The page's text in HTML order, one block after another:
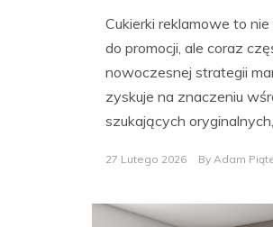
Cukierki reklamowe to
do promocji, ale coraz
nowoczesnej strategii
zyskuje na znaczeniu
szukających
27 Lutego 2026 By Adam